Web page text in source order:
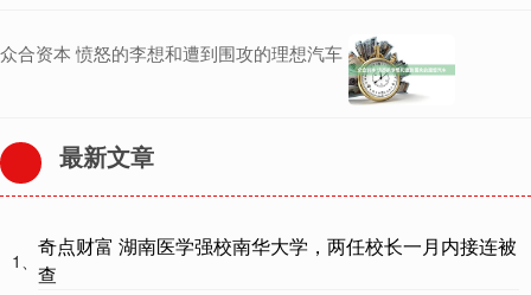
众合资本 愤怒的李想和遭到围攻的理想汽车
最新文章
1、
奇点财富 湖南医学强校南华大学，两任校长一月内接连被
查